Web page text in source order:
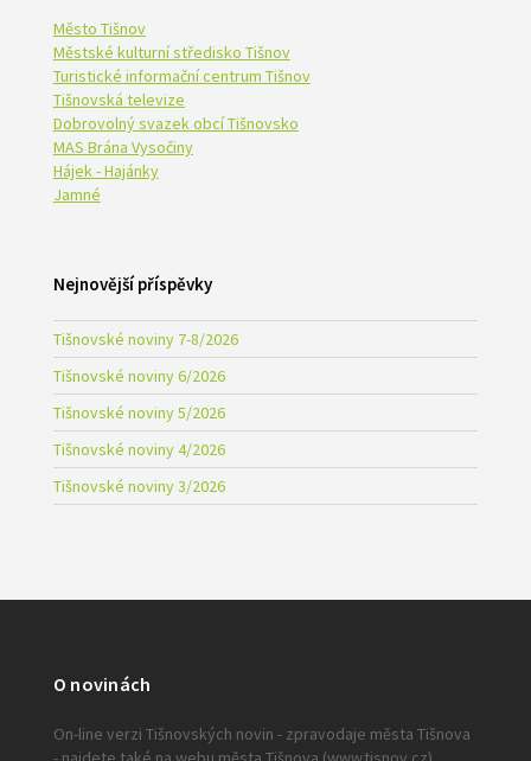
Město Tišnov
Městské kulturní středisko Tišnov
Turistické informační centrum Tišnov
Tišnovská televize
Dobrovolný svazek obcí Tišnovsko
MAS Brána Vysočiny
Hájek - Hajánky
Jamné
Nejnovější příspěvky
Tišnovské noviny 7-8/2026
Tišnovské noviny 6/2026
Tišnovské noviny 5/2026
Tišnovské noviny 4/2026
Tišnovské noviny 3/2026
O novinách
On-line verzi Tišnovských novin - zpravodaje města Tišnova